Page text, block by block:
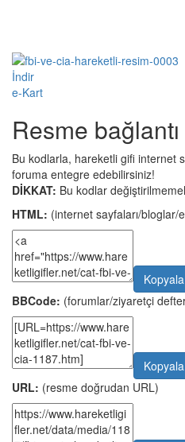
İndir
e-Kart
Resme
Bu kodlarla, hareketli gifi internet
foruma entegre edebilirsiniz!
DİKKAT: Bu kodlar
HTML: (internet sayfaları/bloglar/
Kopyala
BBCode: (forumlar/ziyaretçi
Kopyala
URL: (resme doğrudan URL)